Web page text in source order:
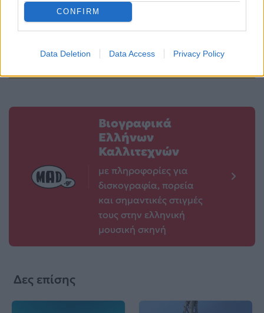
CONFIRM
Data Deletion Data Access Privacy Policy
μεταμόρφωση του
Christian Bale!
17.11.2017
Βιογραφικά
Ελλήνων
Καλλιτεχνών
με πληροφορίες για
δισκογραφία, πορεία
και σημαντικές στιγμές
τους στην ελληνική
μουσική σκηνή
Δες επίσης